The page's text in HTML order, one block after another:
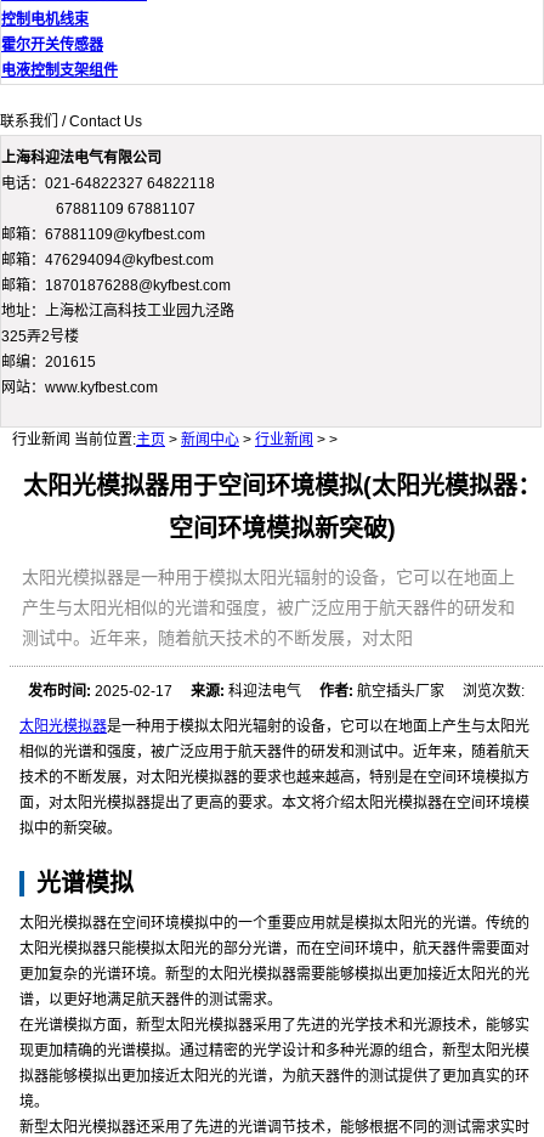
控制电机线束
霍尔开关传感器
电液控制支架组件
联系我们 / Contact Us
上海科迎法电气有限公司
电话：021-64822327 64822118
67881109 67881107
邮箱：67881109@kyfbest.com
邮箱：476294094@kyfbest.com
邮箱：18701876288@kyfbest.com
地址：上海松江高科技工业园九泾路
325弄2号楼
邮编：201615
网站：www.kyfbest.com
行业新闻 当前位置:主页 > 新闻中心 > 行业新闻 > >
太阳光模拟器用于空间环境模拟(太阳光模拟器：
空间环境模拟新突破)
太阳光模拟器是一种用于模拟太阳光辐射的设备，它可以在地面上
产生与太阳光相似的光谱和强度，被广泛应用于航天器件的研发和
测试中。近年来，随着航天技术的不断发展，对太阳
发布时间: 2025-02-17来源: 科迎法电气作者: 航空插头厂家 浏览次数:
太阳光模拟器是一种用于模拟太阳光辐射的设备，它可以在地面上产生与太阳光
相似的光谱和强度，被广泛应用于航天器件的研发和测试中。近年来，随着航天
技术的不断发展，对太阳光模拟器的要求也越来越高，特别是在空间环境模拟方
面，对太阳光模拟器提出了更高的要求。本文将介绍太阳光模拟器在空间环境模
拟中的新突破。
光谱模拟
太阳光模拟器在空间环境模拟中的一个重要应用就是模拟太阳光的光谱。传统的
太阳光模拟器只能模拟太阳光的部分光谱，而在空间环境中，航天器件需要面对
更加复杂的光谱环境。新型的太阳光模拟器需要能够模拟出更加接近太阳光的光
谱，以更好地满足航天器件的测试需求。
在光谱模拟方面，新型太阳光模拟器采用了先进的光学技术和光源技术，能够实
现更加精确的光谱模拟。通过精密的光学设计和多种光源的组合，新型太阳光模
拟器能够模拟出更加接近太阳光的光谱，为航天器件的测试提供了更加真实的环
境。
新型太阳光模拟器还采用了先进的光谱调节技术，能够根据不同的测试需求实时